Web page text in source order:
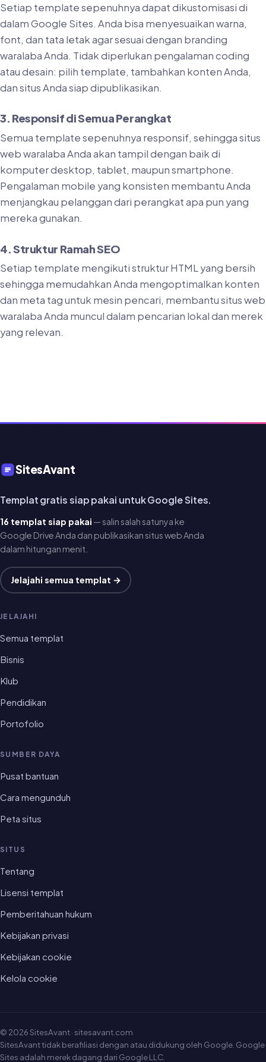
Setiap template sepenuhnya dapat dikustomisasi di
dalam Google Sites. Anda bisa menyesuaikan warna,
font, dan tata letak agar sesuai dengan branding
waralaba Anda. Tidak diperlukan pengalaman coding
atau desain: pilih template, tambahkan konten Anda,
dan situs Anda siap dipublikasikan.
3. Responsif di Semua Perangkat
Semua template sepenuhnya responsif, sehingga situs
web waralaba Anda akan tampil dengan baik di
komputer desktop, tablet, maupun smartphone.
Pengalaman mobile yang konsisten membantu Anda
menjangkau pelanggan dari perangkat apa pun yang
mereka gunakan.
4. Struktur Ramah SEO
Setiap template mengikuti struktur HTML yang bersih
sehingga memudahkan Anda mengoptimalkan konten
dan meta tag untuk mesin pencari, membantu situs web
waralaba Anda muncul dalam pencarian lokal dan merek
yang relevan.
SitesAvant
Templat gratis siap pakai untuk Google Sites.
16 templat siap pakai — salin salah satunya ke
Google Drive Anda dan publikasikan situs web Anda
dalam hitungan menit.
Jelajahi semua templat →
JELAJAHI
Semua templat
Bisnis
Klub
Pendidikan
Portofolio
SUMBER DAYA
Pusat bantuan
Cara mengunduh
Peta situs
SITUS
Tentang
Lisensi templat
Pemberitahuan hukum
Kebijakan privasi
Kebijakan cookie
Kelola cookie
© 2026 SitesAvant · sitesavant.com
SitesAvant tidak berafiliasi dengan atau didukung oleh Google. Google
Sites adalah merek dagang dari Google LLC.